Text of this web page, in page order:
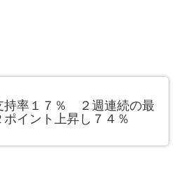
持率１７％ ２週連続の最
イント上昇し７４％